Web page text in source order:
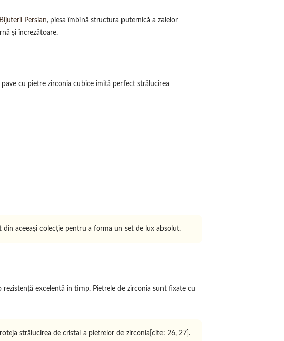
Bijuterii Persian, piesa îmbină structura puternică a zalelor
și încrezătoare.
cu pietre zirconia cubice imită perfect strălucirea
aceeași colecție pentru a forma un set de lux absolut.
excelentă în timp. Pietrele de zirconia sunt fixate cu
strălucirea de cristal a pietrelor de zirconia[cite: 26, 27].